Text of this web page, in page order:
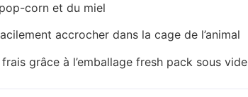
corn et du miel
accrocher dans la cage de l’animal
grâce à l’emballage fresh pack sous vide